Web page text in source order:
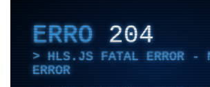
ERRO204
HLS.JS FATAL ERROR -
ERROR